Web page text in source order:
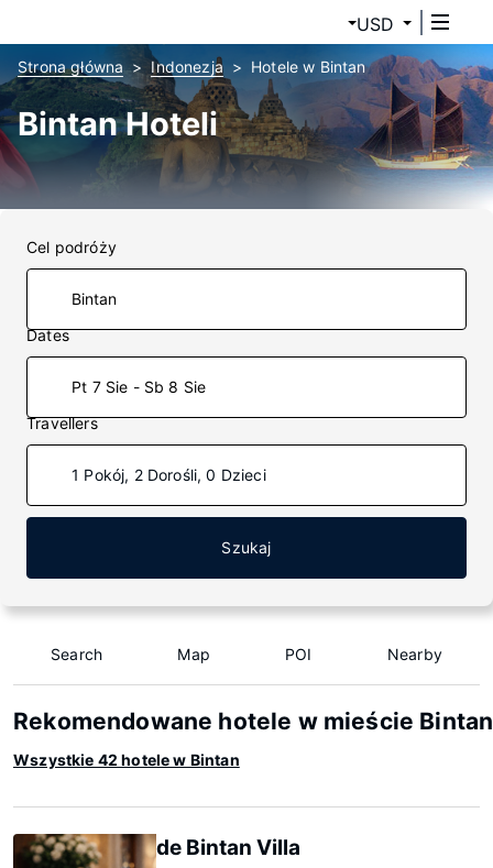
USD
Strona główna Indonezja Hotele w Bintan
Bintan Hoteli
Cel podróży
Dates
Pt 7 Sie - Sb 8 Sie
Travellers
1 Pokój, 2 Dorośli, 0 Dzieci
Szukaj
Search Map POI Nearby
Rekomendowane hotele w mieście Bintan
Wszystkie 42 hotele w Bintan
de Bintan Villa